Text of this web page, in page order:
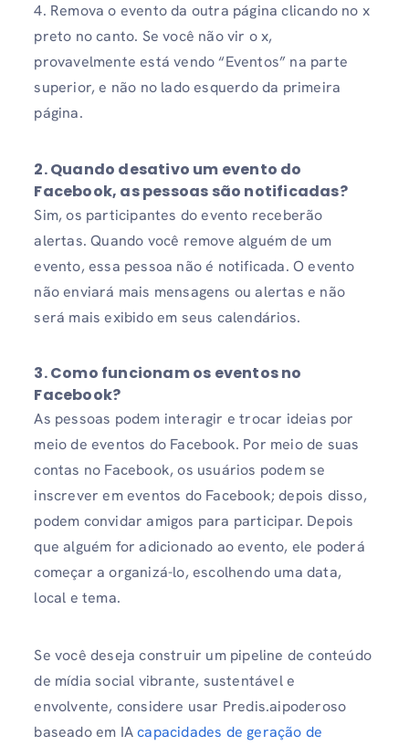
4. Remova o evento da outra página clicando no x
preto no canto. Se você não vir o x,
provavelmente está vendo “Eventos” na parte
superior, e não no lado esquerdo da primeira
página.
2. Quando desativo um evento do
Facebook, as pessoas são notificadas?
Sim, os participantes do evento receberão
alertas. Quando você remove alguém de um
evento, essa pessoa não é notificada. O evento
não enviará mais mensagens ou alertas e não
será mais exibido em seus calendários.
3. Como funcionam os eventos no
Facebook?
As pessoas podem interagir e trocar ideias por
meio de eventos do Facebook. Por meio de suas
contas no Facebook, os usuários podem se
inscrever em eventos do Facebook; depois disso,
podem convidar amigos para participar. Depois
que alguém for adicionado ao evento, ele poderá
começar a organizá-lo, escolhendo uma data,
local e tema.
Se você deseja construir um pipeline de conteúdo
de mídia social vibrante, sustentável e
envolvente, considere usar Predis.aipoderoso
baseado em IAcapacidades de geração de